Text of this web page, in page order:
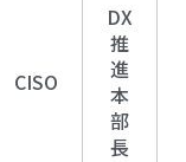
CISO
DX
推
進
本
部
長